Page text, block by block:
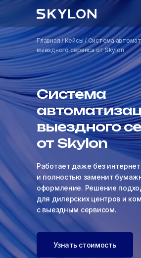
Узнать стоимость
Работает даже без
и полностью заменит
оформление. Решение
для дилерских центров и
с выездным сервисом.
Главная /Кейсы / Система
выездного сервиса от Skylon
Система
выездного
от Skylon